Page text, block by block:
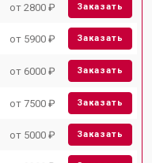
от 2800 ₽ Заказать
от 5900 ₽ Заказать
от 6000 ₽ Заказать
от 7500 ₽ Заказать
от 5000 ₽ Заказать